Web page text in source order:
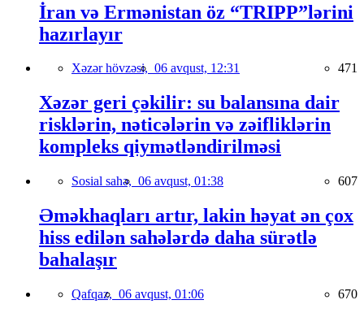
İran və Ermənistan öz “TRIPP”lərini
hazırlayır
Xəzər hövzəsi, 06 avqust, 12:31 471
Xəzər geri çəkilir: su balansına dair
risklərin, nəticələrin və zəifliklərin
kompleks qiymətləndirilməsi
Sosial sahə, 06 avqust, 01:38 607
Əməkhaqları artır, lakin həyat ən çox
hiss edilən sahələrdə daha sürətlə
bahalaşır
Qafqaz, 06 avqust, 01:06 670